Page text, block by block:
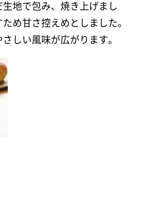
地で包み、焼き上げまし
め甘さ控えめとしました。
しい風味が広がります。